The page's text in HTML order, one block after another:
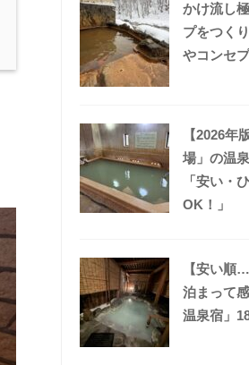
かけ流し
プをつく
やコンセ
【2026年
場」の温
「安い・
OK！」
【安い順
泊まって
温泉宿」